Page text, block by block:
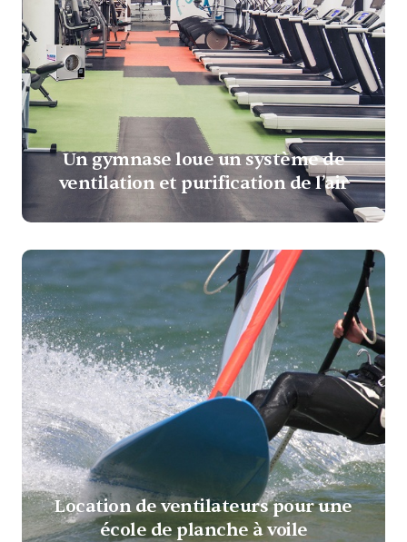
Un gymnase loue un système de
ventilation et purification de l’air
Location de ventilateurs pour une
école de planche à voile